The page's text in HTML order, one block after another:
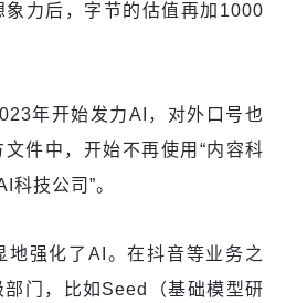
力后，字节的估值再加1000
年开始发力AI，对外口号也
件中，开始不再使用“内容科
科技公司”。
地强化了AI。在抖音等业务之
门，比如Seed（基础模型研